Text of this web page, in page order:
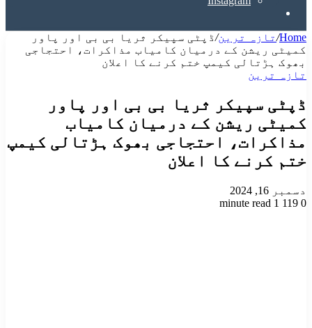
Home
/تازہ ترین/ڈپٹی سپیکر ثریا بی بی اور پاور
کمیٹی ریشن کے درمیان کامیاب مذاکرات، احتجاجی
بھوک ہڑتالی کیمپ ختم کرنے کا اعلان
تازہ ترین
ڈپٹی سپیکر ثریا بی بی اور پاور
کمیٹی ریشن کے درمیان کامیاب
مذاکرات، احتجاجی بھوک ہڑتالی کیمپ
ختم کرنے کا اعلان
دسمبر 16, 2024
0
1 minute read